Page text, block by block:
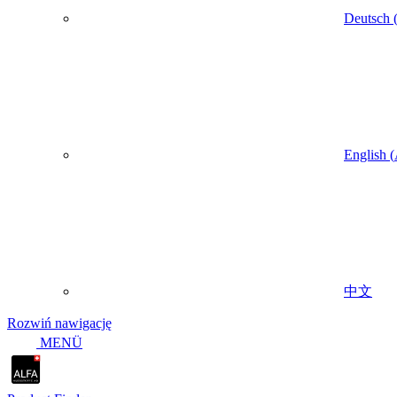
Deutsch (
English (
中文
Rozwiń nawigację
MENÜ